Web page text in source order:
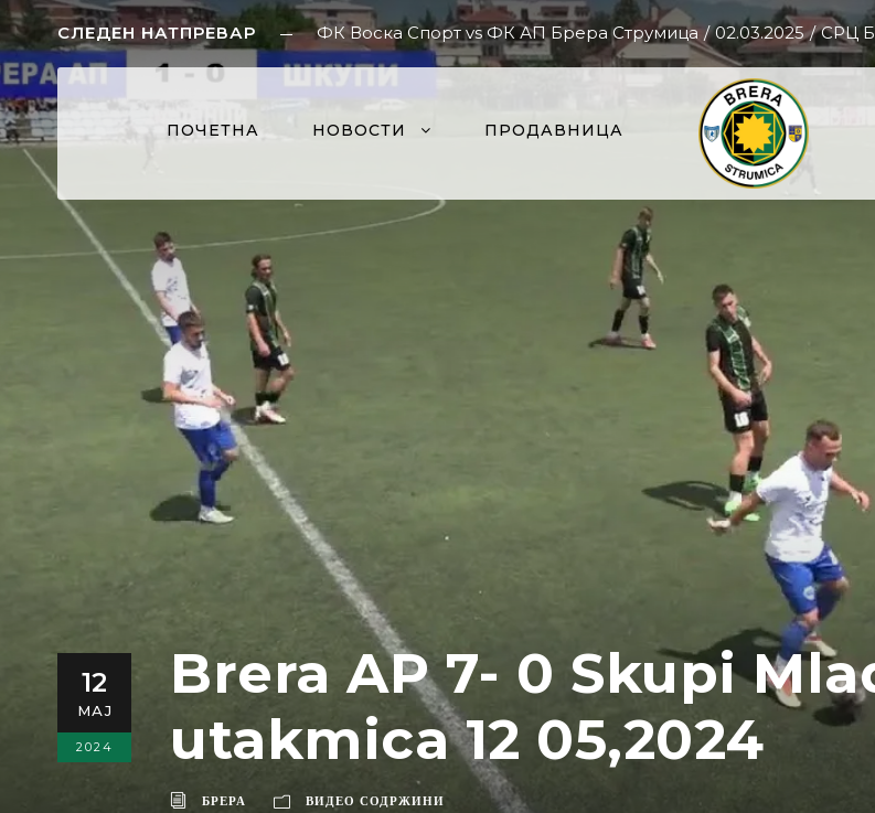
СЛЕДЕН НАТПРЕВАР ФК Воска Спорт vs ФК АП Брера Струмица / 02.03.2025 / СРЦ
ПОЧЕТНА НОВОСТИ ПРОДАВНИЦА
12
МАЈ
2024
Brera AP 7- 0 Skupi
utakmica 12 05,2024
БРЕРА ВИДЕО СОДРЖИНИ